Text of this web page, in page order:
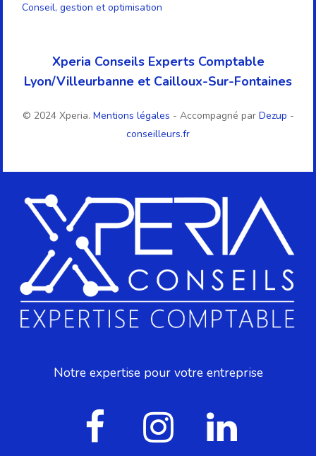
Notre expertise pour votre entreprise
Conseil, gestion et optimisation
Xperia Conseils Experts Comptable
Lyon/Villeurbanne et Cailloux-Sur-Fontaines
© 2024 Xperia. Mentions légales - Accompagné par Dezup -
conseilleurs.fr